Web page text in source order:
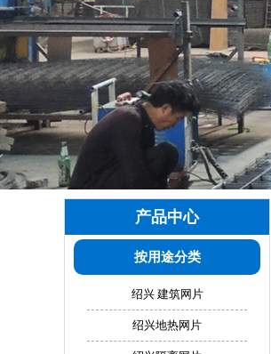
产品中心
按用途分类
绍兴 建筑网片
绍兴地热网片